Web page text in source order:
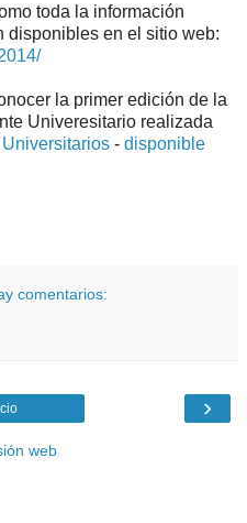
toda la información
disponibles en el sitio web:
la primer edición de la
Univeresitario realizada
Universitarios - disponible
comentarios:
›
web